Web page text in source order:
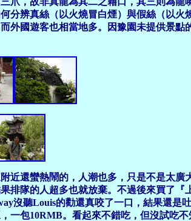
分辨真絲（以火燒冒白煙）與假絲（以火
外國遊客也相當地多。
因豫園未提供景點
還蠻熱鬧的，人潮也多，只是不是太廣
排隊的人超多也就放棄。不過後來買了『
沒聽Louis的勸還真咬了一口，結果還是
一包10RMB。看起來不錯吃，但沒試吃